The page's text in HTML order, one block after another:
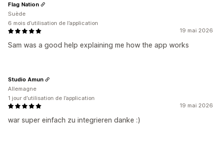
19 mai 2026
Sam was a good help explaining me how the app works
Flag Nation
Suède
6 mois d’utilisation de l’application
19 mai 2026
war super einfach zu integrieren danke :)
Studio Amun
Allemagne
1 jour d’utilisation de l’application